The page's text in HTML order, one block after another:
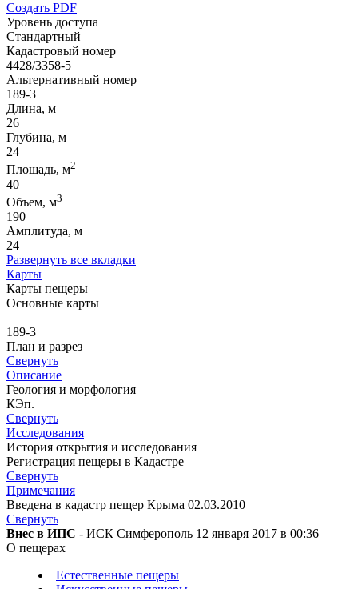
Создать PDF
Уровень доступа
Стандартный
Кадастровый номер
4428/3358-5
Альтернативный номер
189-3
Длина, м
26
Глубина, м
24
Площадь, м2
40
Объем, м3
190
Амплитуда, м
24
Развернуть все вкладки
Карты
Карты пещеры
Основные карты
189-3
План и разрез
Свернуть
Описание
Геология и морфология
КЭп.
Свернуть
Исследования
История открытия и исследования
Регистрация пещеры в Кадастре
Свернуть
Примечания
Введена в кадастр пещер Крыма 02.03.2010
Свернуть
Внес в ИПС - ИСК Симферополь 12 января 2017 в 00:36
О пещерах
Естественные пещеры